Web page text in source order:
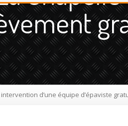
d’une équipe d’épaviste